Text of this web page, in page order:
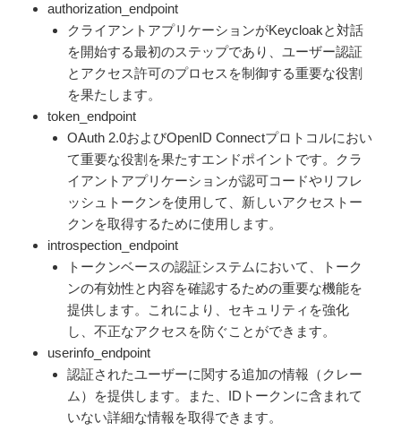
authorization_endpoint
クライアントアプリケーションがKeycloakと対話
を開始する最初のステップであり、ユーザー認証
とアクセス許可のプロセスを制御する重要な役割
を果たします。
token_endpoint
OAuth 2.0およびOpenID Connectプロトコルにおい
て重要な役割を果たすエンドポイントです。クラ
イアントアプリケーションが認可コードやリフレ
ッシュトークンを使用して、新しいアクセストー
クンを取得するために使用します。
introspection_endpoint
トークンベースの認証システムにおいて、トーク
ンの有効性と内容を確認するための重要な機能を
提供します。これにより、セキュリティを強化
し、不正なアクセスを防ぐことができます。
userinfo_endpoint
認証されたユーザーに関する追加の情報（クレー
ム）を提供します。また、IDトークンに含まれて
いない詳細な情報を取得できます。